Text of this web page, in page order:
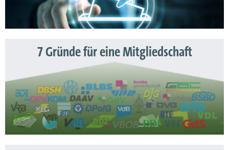
7 Gründe für eine Mitgliedschaft